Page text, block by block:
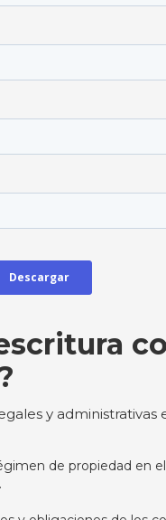
y administrativas
de propiedad en